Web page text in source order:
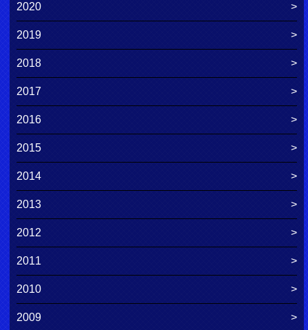
2020
2019
2018
2017
2016
2015
2014
2013
2012
2011
2010
2009